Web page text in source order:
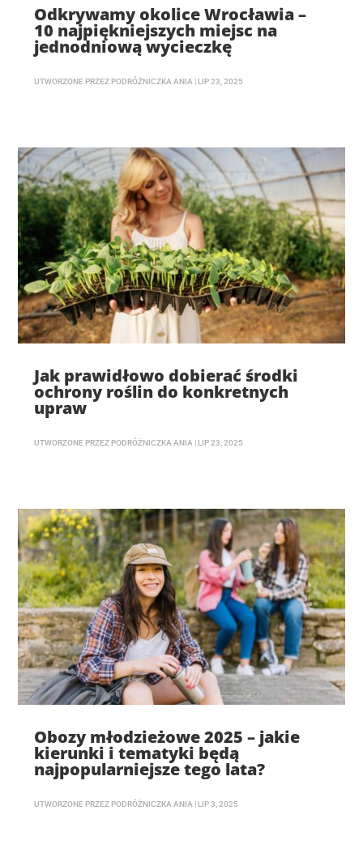
Odkrywamy okolice Wrocławia –
10 najpiękniejszych miejsc na
jednodniową wycieczkę
UTWORZONE PRZEZ PODRÓŻNICZKA ANIA LIP 23, 2025
Jak prawidłowo dobierać środki
ochrony roślin do konkretnych
upraw
UTWORZONE PRZEZ PODRÓŻNICZKA ANIA | LIP 23, 2025
Obozy młodzieżowe 2025 – jakie
kierunki i tematyki będą
najpopularniejsze tego lata?
UTWORZONE PRZEZ PODRÓŻNICZKA ANIA | LIP 3, 2025